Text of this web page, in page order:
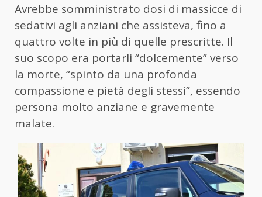
Avrebbe somministrato dosi di massicce di
sedativi agli anziani che assisteva, fino a
quattro volte in più di quelle prescritte. Il
suo scopo era portarli “dolcemente” verso
la morte, “spinto da una profonda
compassione e pietà degli stessi”, essendo
persona molto anziane e gravemente
malate.